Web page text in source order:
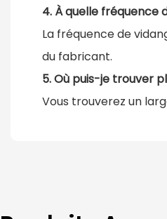
4. À quelle fréquence
La fréquence de
du fabricant.
5. Où puis-je trouver
Vous trouverez un